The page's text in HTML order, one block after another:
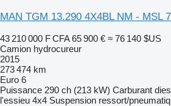
MAN TGM 13.290 4X4BL NM - MSL
43 210 000 F CFA 65 900 € ≈ 76 140 $US
Camion hydrocureur
2015
273 474 km
Euro 6
Puissance 290 ch (213 kW) Carburant
l'essieu 4x4 Suspension ressort/